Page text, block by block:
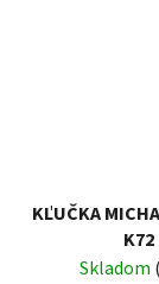
KĽUČKA
K72
Skladom